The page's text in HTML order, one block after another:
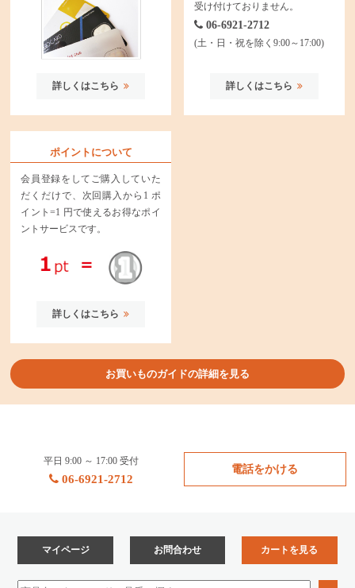
詳しくはこちら
受け付けておりません。
06-6921-2712
(土・日・祝を除く9:00～17:00)
詳しくはこちら
ポイントについて
会員登録をしてご購入していた
だくだけで、次回購入から1 ポ
イント=1 円で使えるお得なポイ
ントサービスです。
詳しくはこちら
お買いものガイドの詳細を見る
平日 9:00 ～ 17:00 受付
06-6921-2712
電話をかける
マイページ お問合わせ カートを見る